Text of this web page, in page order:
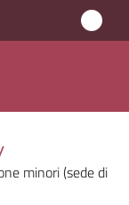
minori (sede di